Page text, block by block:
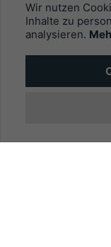
Newsletter
INFORMATIONEN
Werben mit
Wir nutzen
Inhalte zu
analysieren.